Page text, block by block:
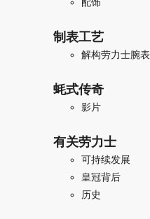
制表工艺
解构劳力士腕表
蚝式传奇
影片
有关劳力士
可持续发展
皇冠背后
历史